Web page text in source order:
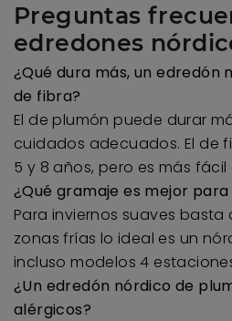
Preguntas
edredones
¿Qué dura más, un edredón
de fibra?
El de plumón puede durar
cuidados adecuados. El de
5 y 8 años, pero es más
¿Qué gramaje es mejor
Para inviernos suaves basta
zonas frías lo ideal es un
incluso modelos 4
¿Un edredón nórdico de
alérgicos?